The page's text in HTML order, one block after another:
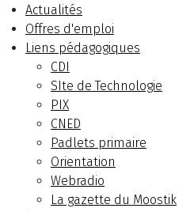
Actualités
Offres d'emploi
Liens pédagogiques
CDI
SIte de Technologie
PIX
CNED
Padlets primaire
Orientation
Webradio
La gazette du Moostik